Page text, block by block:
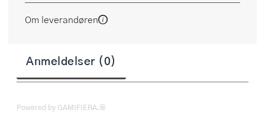
Om leverandøren
Anmeldelser (0)
Powered by GAMIFIERA.®